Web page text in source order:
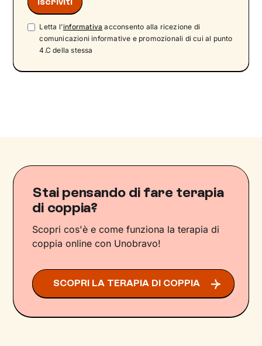
Letta l'informativa acconsento alla ricezione di
comunicazioni informative e promozionali di cui al punto
4.C della stessa
Stai pensando di fare terapia
di coppia?
Scopri cos'è e come funziona la terapia di
coppia online con Unobravo!
SCOPRI LA TERAPIA DI COPPIA